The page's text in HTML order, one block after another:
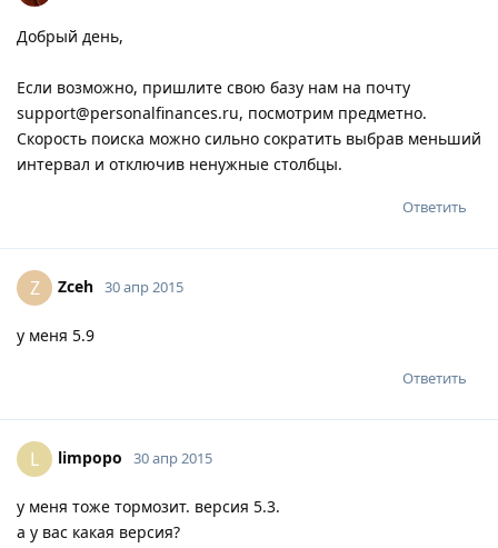
Добрый день,
Если возможно, пришлите свою базу нам на почту
support@personalfinances.ru, посмотрим предметно.
Скорость поиска можно сильно сократить выбрав меньший
интервал и отключив ненужные столбцы.
Ответить
Z Zceh 30 апр 2015
у меня 5.9
Ответить
L limpopo 30 апр 2015
у меня тоже тормозит. версия 5.3.
а у вас какая версия?